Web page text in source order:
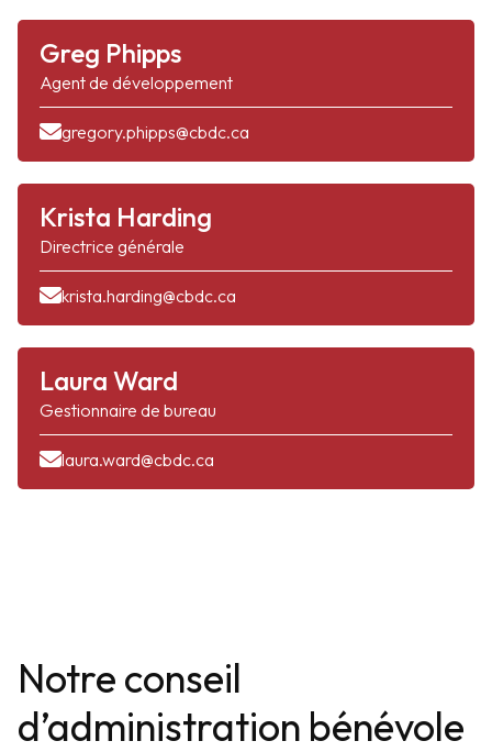
Greg Phipps
Agent de développement
gregory.phipps@cbdc.ca
Krista Harding
Directrice générale
krista.harding@cbdc.ca
Laura Ward
Gestionnaire de bureau
laura.ward@cbdc.ca
Notre conseil
d’administration bénévole